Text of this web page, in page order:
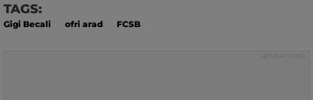
TAGS:
Gigi Becali ofri arad FCSB